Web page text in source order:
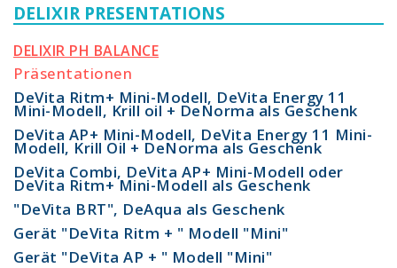
DELIXIR PRESENTATIONS
DELIXIR PH BALANCE
Präsentationen
DeVita Ritm+ Mini-Modell, DeVita Energy 11
Mini-Modell, Krill oil + DeNorma als Geschenk
DeVita AP+ Mini-Modell, DeVita Energy 11 Mini-
Modell, Krill Oil + DeNorma als Geschenk
DeVita Combi, DeVita AP+ Mini-Modell oder
DeVita Ritm+ Mini-Modell als Geschenk
"DeVita BRT", DeAqua als Geschenk
Gerät "DeVita Ritm + " Modell "Mini"
Gerät "DeVita AP + " Modell "Mini"